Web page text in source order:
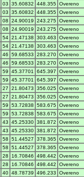
03 35.60832 448.355 Overeno
03 35.60832 448.355 Overeno
08 24.90019 243.275 Overeno
08 24.90019 243.275 Overeno
54 21.47138 303.463
Overeno
54 21.47138 303.463
Overeno
46 59.68533 283.270 Overeno
46 59.68533 283.270 Overeno
59 45.37701 645.397
Overeno
59 45.37701 645.397
Overeno
27 21.80473 356.025 Overeno
27 21.80473 356.025 Overeno
59 53.72838 583.675 Overeno
59 53.72838 583.675 Overeno
43 45.25330 381.872
Overeno
43 45.25330 381.872
Overeno
58 51.44527 378.365 Overeno
58 51.44527 378.365 Overeno
28 16.70846 498.442
Overeno
28 16.70846 498.442
Overeno
40 48.78739 496.233
Overeno